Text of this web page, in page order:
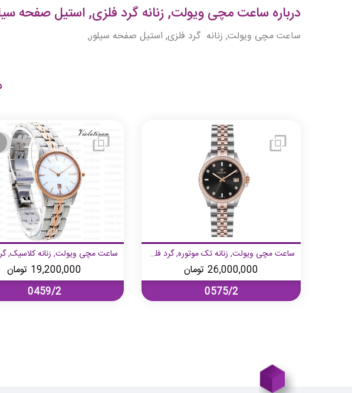
درباره ساعت مچی ویولت, زنانه گرد فلزی, استیل صفحه سیلور,
ساعت مچی ویولت, زنانه گرد فلزی, استیل صفحه سیلور,
19,200,000 تومان
0459/2
ساعت مچی ویولت, زنانه تک موتوره, گرد فلزی, رزگلد صفحه مشکی
26,000,000 تومان
0575/2